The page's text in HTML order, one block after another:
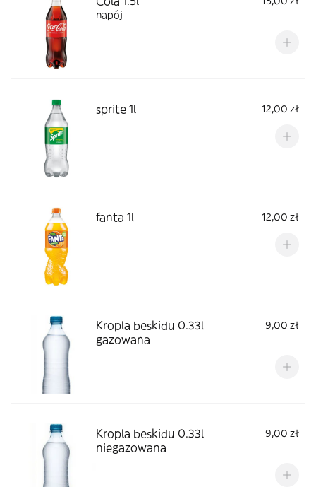
napój
sprite 1l 12,00 zł
fanta 1l 12,00 zł
Kropla beskidu 0.33l
gazowana
9,00 zł
Kropla beskidu 0.33l
niegazowana
9,00 zł